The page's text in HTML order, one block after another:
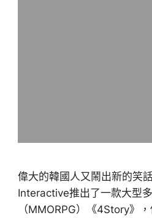
偉大的韓國人又鬧出新的笑
Interactive推出了一款大型
（MMORPG）《4Story》